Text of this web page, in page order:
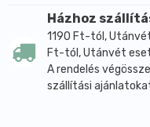
kivezetését. A gél
természetes,
Troxerutin (T-vitamin)
Mentol
Házhoz
1190 Ft-tól,
Ft-tól, Utánvét
A rendelés
szállítási